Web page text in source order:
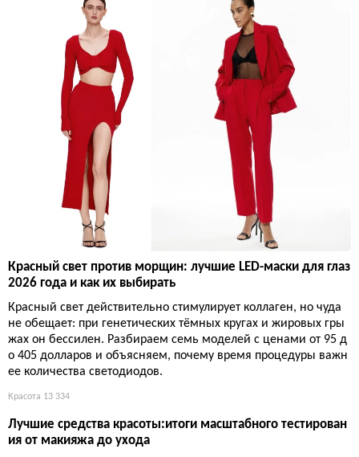
Красный свет против морщин: лучшие LED-маски для глаз
2026 года и как их выбирать
Красный свет действительно стимулирует коллаген, но чуда
не обещает: при генетических тёмных кругах и жировых гры
жах он бессилен. Разбираем семь моделей с ценами от 95 д
о 405 долларов и объясняем, почему время процедуры важн
ее количества светодиодов.
Красота 13 334
Лучшие средства красоты:итоги масштабного тестирован
ия от макияжа до ухода